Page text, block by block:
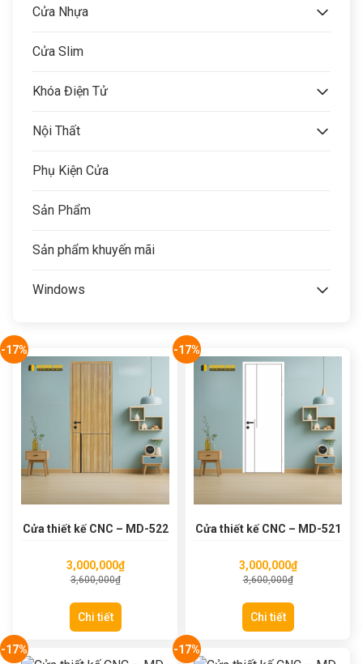
Cửa Nhựa
Cửa Slim
Khóa Điện Tử
Nội Thất
Phụ Kiện Cửa
Sản Phẩm
Sản phẩm khuyến mãi
Windows
-17%
Cửa thiết kế CNC – MD-522
3,000,000₫
3,600,000₫
Chi tiết
-17%
Cửa thiết kế CNC – MD-521
3,000,000₫
3,600,000₫
Chi tiết
-17% -17%